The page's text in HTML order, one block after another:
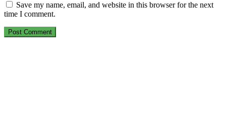
Save my name, email, and website in this browser for the next
time I comment.